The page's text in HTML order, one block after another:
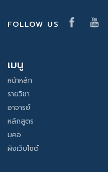
FOLLOW US
เมนู
หน้าหลัก
รายวิชา
อาจารย์
หลักสูตร
มคอ.
ผังเว็บไซต์